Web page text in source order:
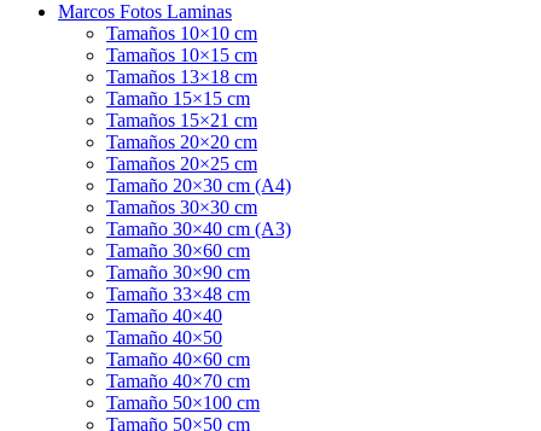
Marcos Fotos Laminas
Tamaños 10×10 cm
Tamaños 10×15 cm
Tamaños 13×18 cm
Tamaño 15×15 cm
Tamaños 15×21 cm
Tamaños 20×20 cm
Tamaños 20×25 cm
Tamaño 20×30 cm (A4)
Tamaños 30×30 cm
Tamaño 30×40 cm (A3)
Tamaño 30×60 cm
Tamaño 30×90 cm
Tamaño 33×48 cm
Tamaño 40×40
Tamaño 40×50
Tamaño 40×60 cm
Tamaño 40×70 cm
Tamaño 50×100 cm
Tamaño 50×50 cm